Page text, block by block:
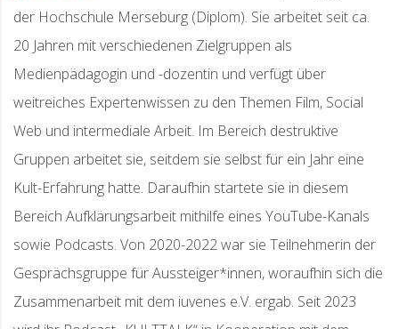
der Hochschule Merseburg (Diplom). Sie arbeitet seit ca.
20 Jahren mit verschiedenen Zielgruppen als
Medienpädagogin und -dozentin und verfügt über
weitreiches Expertenwissen zu den Themen Film, Social
Web und intermediale Arbeit. Im Bereich destruktive
Gruppen arbeitet sie, seitdem sie selbst für ein Jahr eine
Kult-Erfahrung hatte. Daraufhin startete sie in diesem
Bereich Aufklärungsarbeit mithilfe eines YouTube-Kanals
sowie Podcasts. Von 2020-2022 war sie Teilnehmerin der
Gesprächsgruppe für Aussteiger*innen, woraufhin sich die
Zusammenarbeit mit dem iuvenes e.V. ergab. Seit 2023